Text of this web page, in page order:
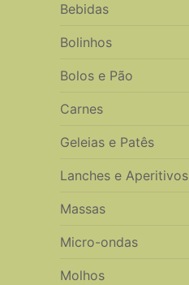
Bebidas
Bolinhos
Bolos e Pão
Carnes
Geleias e Patês
Lanches e Aperitivos
Massas
Micro-ondas
Molhos